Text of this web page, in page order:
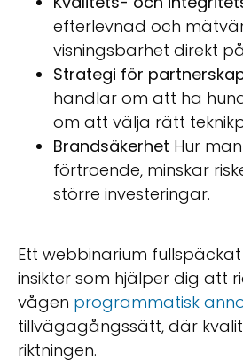
efterlevnad och
visningsbarhet direkt
Strategi för
handlar om att ha
om att välja rätt
Brandsäkerhet Hur
förtroende, minskar
större investeringar.
Ett webbinarium
insikter som hjälper dig att
vågen programmatisk
tillvägagångssätt, där
riktningen.